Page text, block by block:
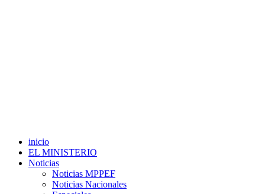
inicio
EL MINISTERIO
Noticias
Noticias MPPEF
Noticias Nacionales